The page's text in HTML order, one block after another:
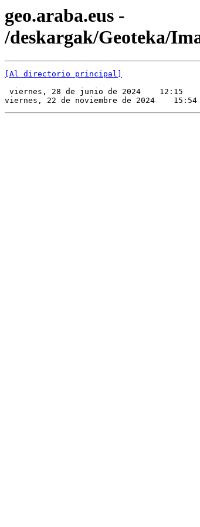
geo.araba.eus -
/deskargak/Geoteka/
[Al directorio principal]
viernes, 28 de junio de 2024    12:15
viernes, 22 de noviembre de 2024